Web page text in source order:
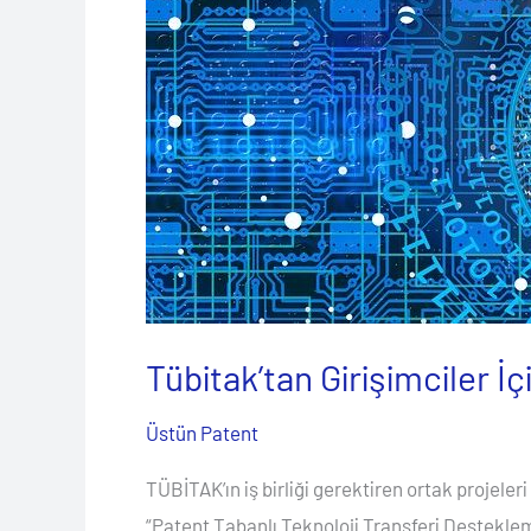
Tübitak’tan Girişimciler
Üstün Patent
TÜBİTAK’ın iş birliği gerektiren ortak
“Patent Tabanlı Teknoloji Transferi
İçin
Beklenen
Haber
Geldi